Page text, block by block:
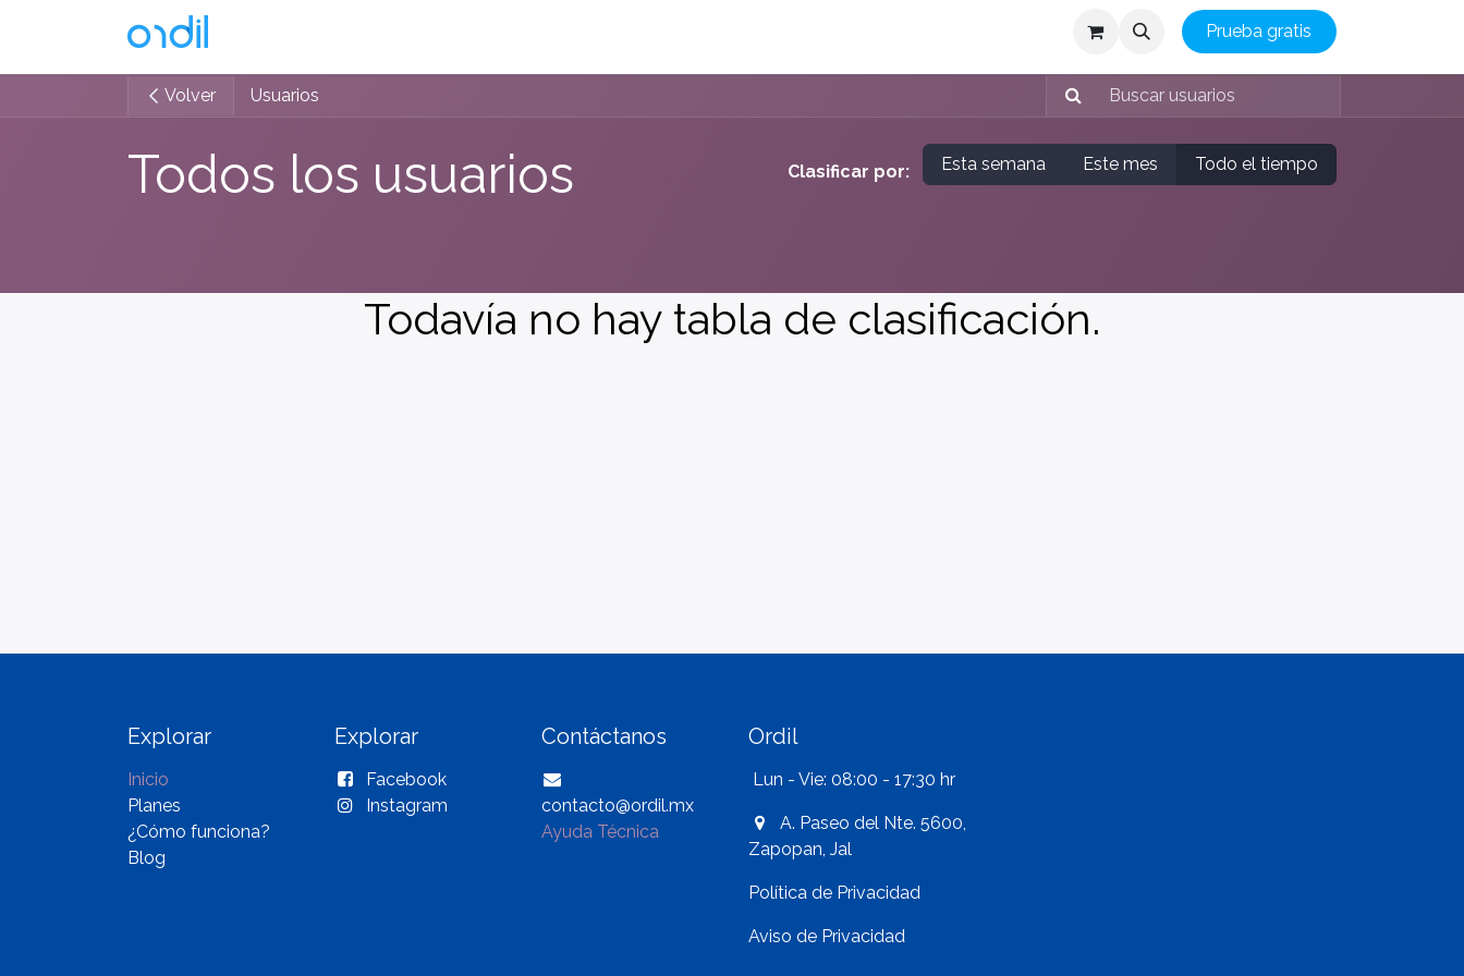
Prueba gratis
Volver Usuarios
Todos los usuarios Clasificar por: Esta semana Este mes Todo el tiempo
Todavía no hay tabla de clasificación.
Explorar
Inicio
Planes
¿Cómo funciona?
Blog
Explorar
Facebook
Instagram
Contáctanos
contacto@ordil.mx
Ayuda Técnica
Ordil
Lun - Vie: 08:00 - 17:30 hr
A. Paseo del Nte. 5600,
Zapopan, Jal
Política de Privacidad
Aviso de Privacidad